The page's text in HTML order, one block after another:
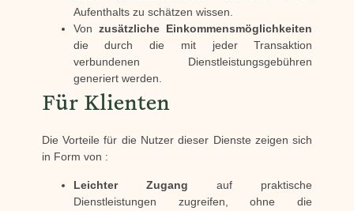
Aufenthalts zu schätzen wissen.
Von zusätzliche Einkommensmöglichkeiten
die durch die mit jeder Transaktion
verbundenen Dienstleistungsgebühren
generiert werden.
Für Klienten
Die Vorteile für die Nutzer dieser Dienste zeigen sich
in Form von :
Leichter Zugang auf praktische
Dienstleistungen zugreifen, ohne die